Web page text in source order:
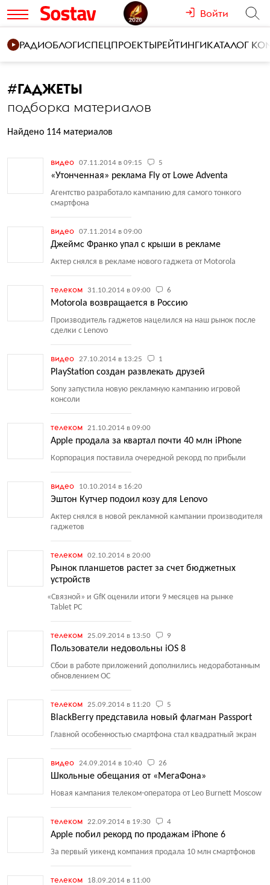
Войти
РАДИОБЛОГИСПЕЦПРОЕКТЫРЕЙТИНГИКАТАЛОГ
#ГАДЖЕТЫ
подборка материалов
Найдено 114 материалов
видео 07.11.2014 в 09:15 5
«Утонченная» реклама Fly от Lowe Adventa
Агентство разработало кампанию для самого тонкого
смартфона
видео 07.11.2014 в 09:00
Джеймс Франко упал с крыши в рекламе
Актер снялся в рекламе нового гаджета от Motorola
телеком 31.10.2014 в 09:00 6
Motorola возвращается в Россию
Производитель гаджетов нацелился на наш рынок после
сделки с Lenovo
видео 27.10.2014 в 13:25 1
PlayStation создан развлекать друзей
Sony запустила новую рекламную кампанию игровой
консоли
телеком 21.10.2014 в 09:00
Apple продала за квартал почти 40 млн iPhone
Корпорация поставила очередной рекорд по прибыли
видео 10.10.2014 в 16:20
Эштон Кутчер подоил козу для Lenovo
Актер снялся в новой рекламной кампании производителя
гаджетов
телеком 02.10.2014 в 20:00
Рынок планшетов растет за счет бюджетных
устройств
«Связной» и GfK оценили итоги 9 месяцев на рынке
Tablet PC
телеком 25.09.2014 в 13:50 9
Пользователи недовольны iOS 8
Сбои в работе приложений дополнились недоработанным
обновлением ОС
телеком 25.09.2014 в 11:20 5
BlackBerry представила новый флагман Passport
Главной особенностью смартфона стал квадратный экран
видео 24.09.2014 в 10:40 26
Школьные обещания от «МегаФона»
Новая кампания телеком-оператора от Leo Burnett Moscow
телеком 22.09.2014 в 19:30 4
Apple побил рекорд по продажам iPhone 6
За первый уикенд компания продала 10 млн смартфонов
телеком 18.09.2014 в 11:00